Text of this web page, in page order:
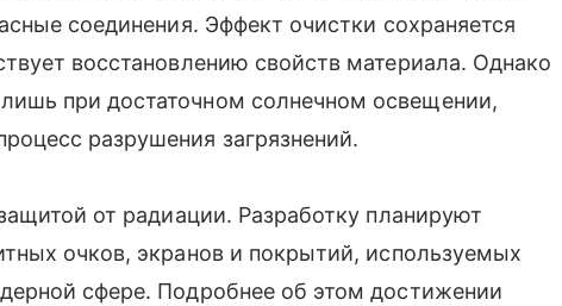
соединения. Эффект очистки сохраняется
восстановлению свойств материала. Однако
при достаточном солнечном освещении,
разрушения загрязнений.
от радиации. Разработку планируют
очков, экранов и покрытий, используемых
сфере. Подробнее об этом достижении